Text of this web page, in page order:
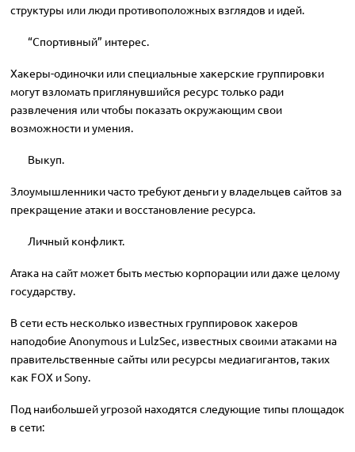
структуры или люди противоположных взглядов и идей.
“Спортивный” интерес.
Хакеры-одиночки или специальные хакерские группировки
могут взломать приглянувшийся ресурс только ради
развлечения или чтобы показать окружающим свои
возможности и умения.
Выкуп.
Злоумышленники часто требуют деньги у владельцев сайтов за
прекращение атаки и восстановление ресурса.
Личный конфликт.
Атака на сайт может быть местью корпорации или даже целому
государству.
В сети есть несколько известных группировок хакеров
наподобие Anonymous и LulzSec, известных своими атаками на
правительственные сайты или ресурсы медиагигантов, таких
как FOX и Sony.
Под наибольшей угрозой находятся следующие типы площадок
в сети: